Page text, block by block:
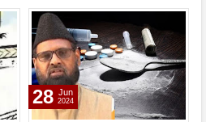
28 Jun
2024